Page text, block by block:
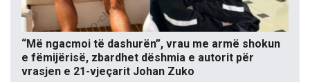
“Më ngacmoi të dashurën”, vrau me armë shokun
e fëmijërisë, zbardhet dëshmia e autorit për
vrasjen e 21-vjeçarit Johan Zuko